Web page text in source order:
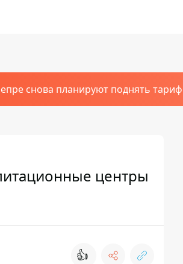
снова планируют поднять тариф
центры
👍